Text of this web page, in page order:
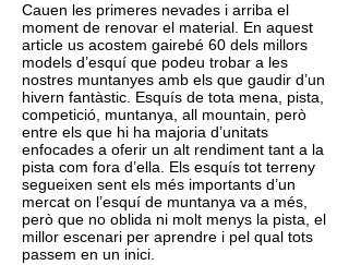
Cauen les primeres nevades i arriba el
moment de renovar el material. En aquest
article us acostem gairebé 60 dels millors
models d’esquí que podeu trobar a les
nostres muntanyes amb els que gaudir d’un
hivern fantàstic. Esquís de tota mena, pista,
competició, muntanya, all mountain, però
entre els que hi ha majoria d’unitats
enfocades a oferir un alt rendiment tant a la
pista com fora d’ella. Els esquís tot terreny
segueixen sent els més importants d’un
mercat on l’esquí de muntanya va a més,
però que no oblida ni molt menys la pista, el
millor escenari per aprendre i pel qual tots
passem en un inici.